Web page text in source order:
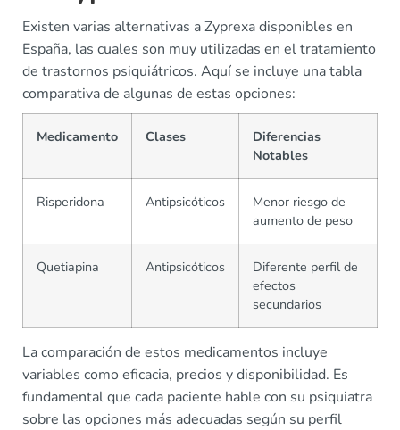
Existen varias alternativas a Zyprexa disponibles en
España, las cuales son muy utilizadas en el tratamiento
de trastornos psiquiátricos. Aquí se incluye una tabla
comparativa de algunas de estas opciones:
Medicamento Clases
Diferencias
Notables
Risperidona Antipsicóticos
Menor riesgo de
aumento de peso
Quetiapina Antipsicóticos
Diferente perfil de
efectos
secundarios
La comparación de estos medicamentos incluye
variables como eficacia, precios y disponibilidad. Es
fundamental que cada paciente hable con su psiquiatra
sobre las opciones más adecuadas según su perfil